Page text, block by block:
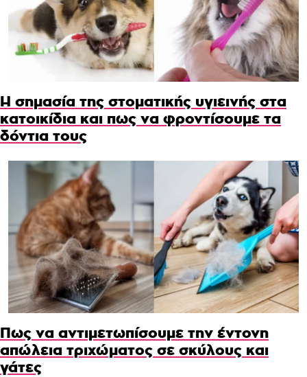
Η σημασία της στοματικής υγιεινής στα
κατοικίδια και πως να φροντίσουμε τα
δόντια τους
Πως να αντιμετωπίσουμε την έντονη
απώλεια τριχώματος σε σκύλους και
γάτες